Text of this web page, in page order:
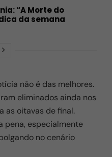
“A Morte do
da semana
não é das melhores.
eliminados ainda nos
as oitavas de final.
pena, especialmente
no cenário